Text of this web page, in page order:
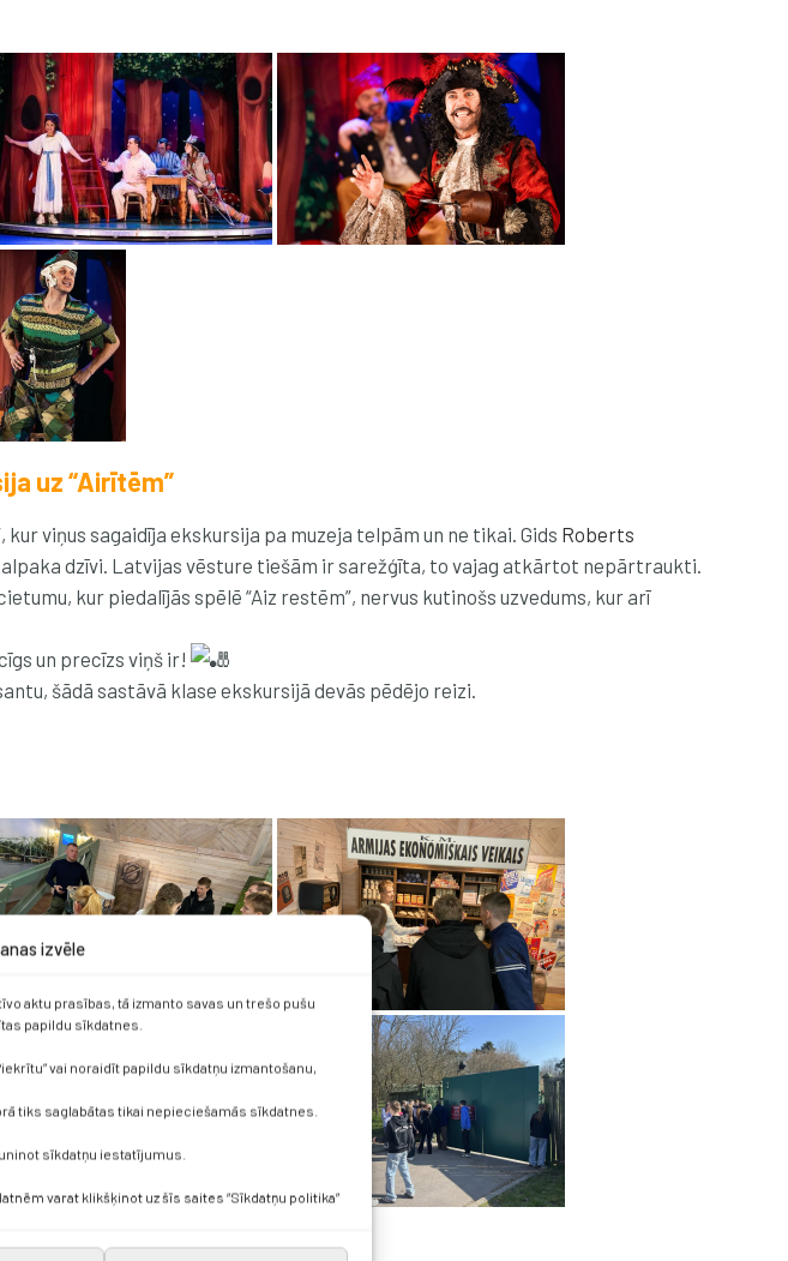
izvēle
aktu prasības, tā izmanto savas un trešo pušu
papildu sīkdatnes.
vai noraidīt papildu sīkdatņu izmantošanu,
tiks saglabātas tikai nepieciešamās sīkdatnes.
sīkdatņu iestatījumus.
varat klikšķinot uz šīs saites “Sīkdatņu politika”
uz “Airītēm”
viņus sagaidīja ekskursija pa muzeja telpām un ne tikai. Gids Roberts
dzīvi. Latvijas vēsture tiešām ir sarežģīta, to vajag atkārtot nepārtraukti.
kur piedalījās spēlē “Aiz restēm”, nervus kutinošs uzvedums, kur arī
un precīzs viņš ir!
šādā sastāvā klase ekskursijā devās pēdējo reizi.